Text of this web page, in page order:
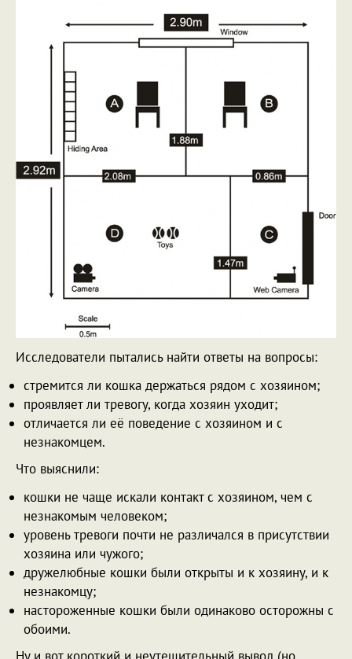
Исследователи пытались найти ответы на вопросы:
стремится ли кошка держаться рядом с хозяином;
проявляет ли тревогу, когда хозяин уходит;
отличается ли её поведение с хозяином и с
незнакомцем.
Что выяснили:
кошки не чаще искали контакт с хозяином, чем с
незнакомым человеком;
уровень тревоги почти не различался в присутствии
хозяина или чужого;
дружелюбные кошки были открыты и к хозяину, и к
незнакомцу;
настороженные кошки были одинаково осторожны с
обоими.